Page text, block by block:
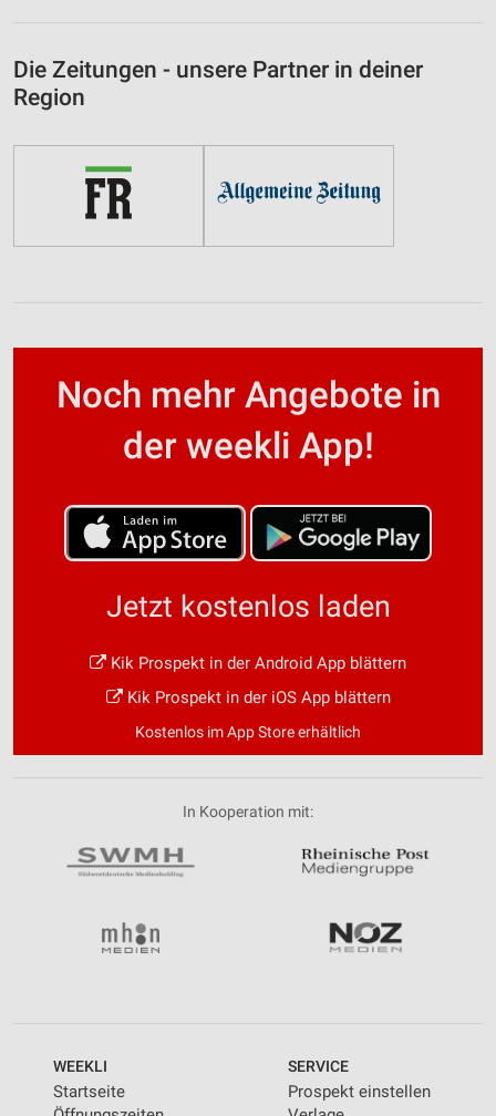
Die Zeitungen - unsere Partner in deiner
Region
Noch mehr Angebote in
der weekli App!
Jetzt kostenlos laden
Kik Prospekt in der Android App blättern
Kik Prospekt in der iOS App blättern
Kostenlos im App Store erhältlich
In Kooperation mit:
WEEKLI
Startseite
SERVICE
Prospekt einstellen